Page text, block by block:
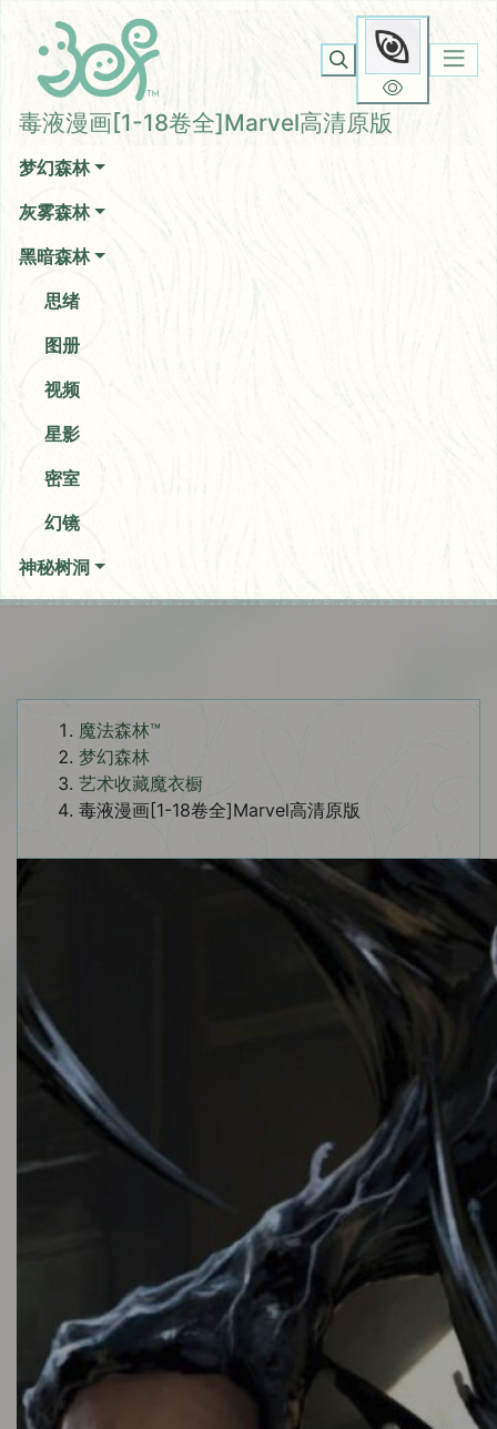
毒液漫画[1-18卷全]Marvel高清原版
梦幻森林
灰雾森林
黑暗森林
思绪
图册
视频
星影
密室
幻镜
神秘树洞
魔法森林™
梦幻森林
艺术收藏魔衣橱
毒液漫画[1-18卷全]Marvel高清原版
毒液漫画[1-18卷全]Marvel
高清原版